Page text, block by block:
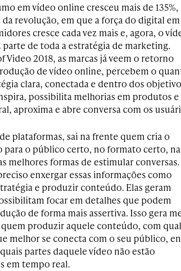
em vídeo online cresceu mais de 135%,
revolução, em que a força do digital em
cresce cada vez mais e, agora, o
de toda a estratégia de marketing.
Video 2018, as marcas já veem o retorno
de vídeo online, percebem o
clara, conectada e dentro dos
possibilita melhorias em produtos e
aproxima e abre conversa com os
plataformas, sai na frente quem cria o
o público certo, no formato certo, na
melhores formas de estimular conversas.
enxergar essas informações como
e produzir conteúdo. Elas geram
focar em detalhes que podem
de forma mais assertiva. Isso gera
produzir aquele conteúdo, com qual
melhor se conecta com o seu público,
partes daquele vídeo não estão
em tempo real.